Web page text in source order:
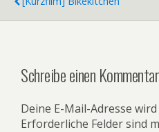
Schreibe einen Kommentar
Deine E-Mail-Adresse
Erforderliche Felder sind